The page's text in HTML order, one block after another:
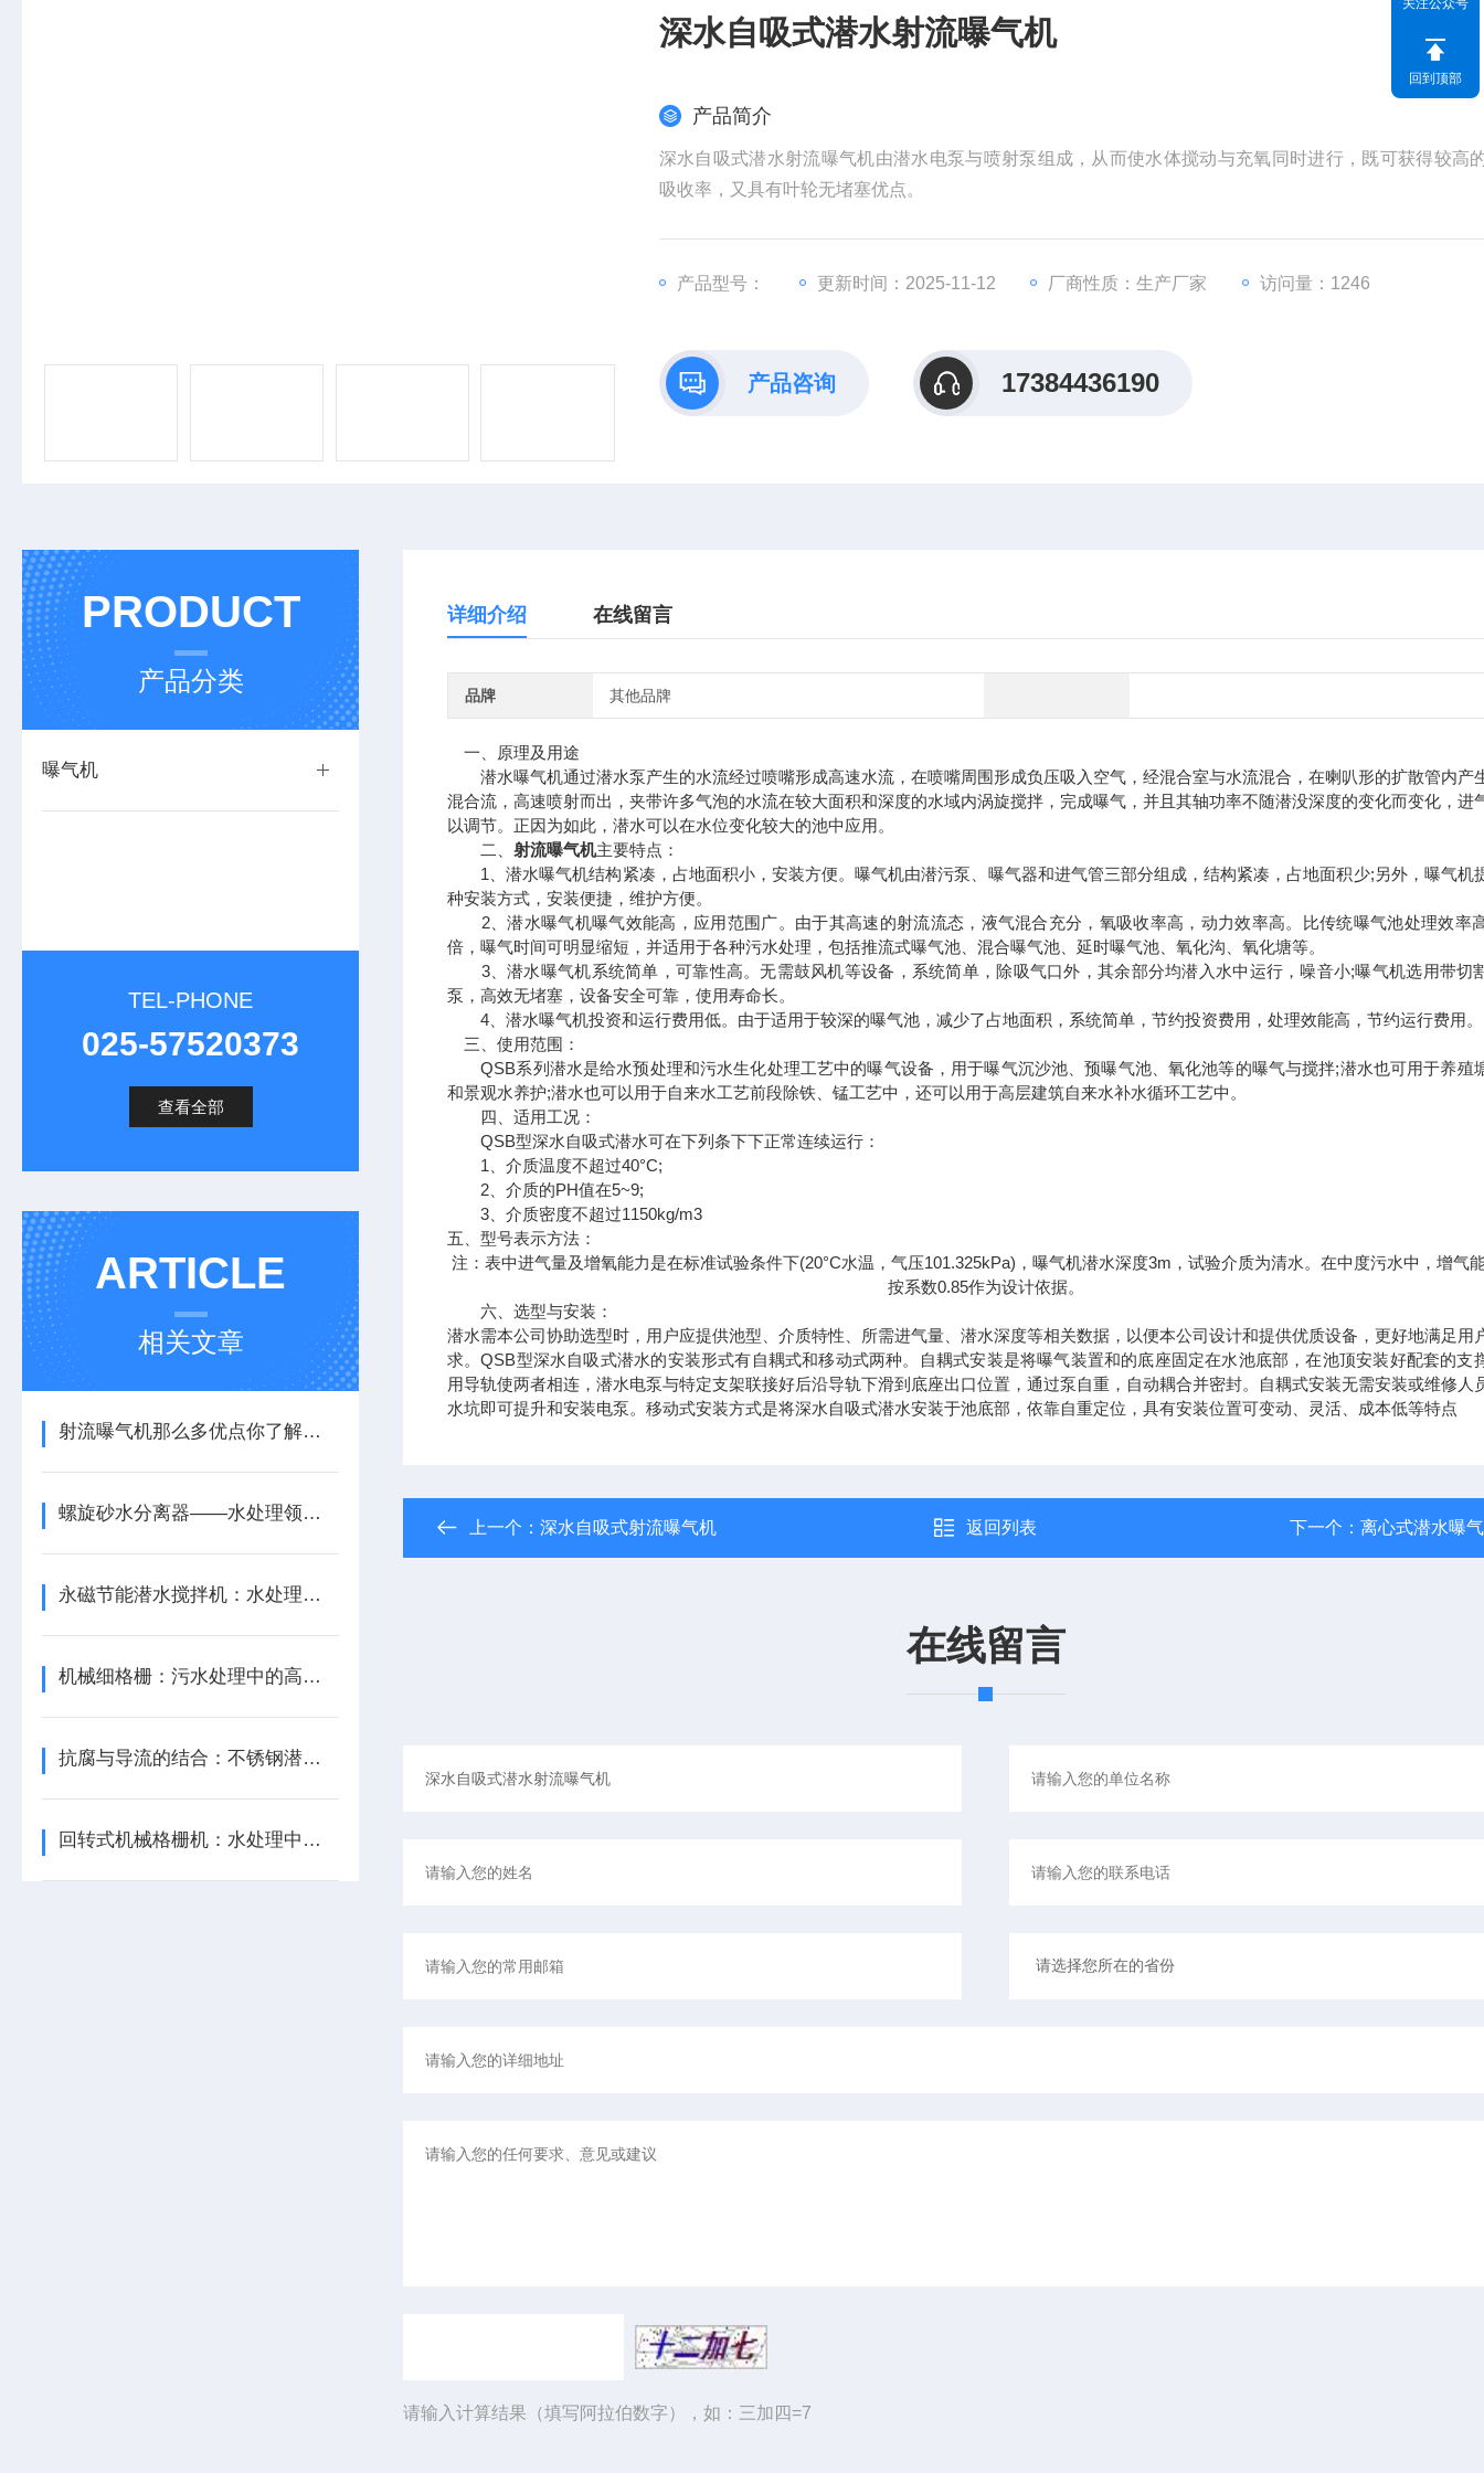
深水自吸式潜水射流曝气机
产品简介
深水自吸式潜水射流曝气机由潜水电泵与喷射泵组成，从而使水体搅动与充氧同时进行，既可获得较高
吸收率，又具有叶轮无堵塞优点。
产品型号： 更新时间：2025-11-12 厂商性质：生产厂家 访问量：1246
产品咨询 17384436190
PRODUCT
产品分类
曝气机
TEL-PHONE
025-57520373
查看全部
ARTICLE
相关文章
射流曝气机那么多优点你了解多少
螺旋砂水分离器——水处理领域的创新解决方案
永磁节能潜水搅拌机：水处理领域的绿色“动力源”
机械细格栅：污水处理中的高效“过滤卫士”
抗腐与导流的结合：不锈钢潜水推流机的材质与流体力学应用
回转式机械格栅机：水处理中的高效“守护者”
详细介绍 在线留言
品牌 其他品牌
一、原理及用途
潜水曝气机通过潜水泵产生的水流经过喷嘴形成高速水流，在喷嘴周围形成负压吸入空气，经混合室与水流混合，在喇叭形的扩散管内产
混合流，高速喷射而出，夹带许多气泡的水流在较大面积和深度的水域内涡旋搅拌，完成曝气，并且其轴功率不随潜没深度的变化而变化，进
以调节。正因为如此，潜水可以在水位变化较大的池中应用。
二、 射流曝气机主要特点：
1、潜水曝气机结构紧凑，占地面积小，安装方便。曝气机由潜污泵、曝气器和进气管三部分组成，结构紧凑，占地面积少;另外，曝气机
种安装方式，安装便捷，维护方便。
2、潜水曝气机曝气效能高，应用范围广。由于其高速的射流流态，液气混合充分，氧吸收率高，动力效率高。比传统曝气池处理效率
倍，曝气时间可明显缩短，并适用于各种污水处理，包括推流式曝气池、混合曝气池、延时曝气池、氧化沟、氧化塘等。
3、潜水曝气机系统简单，可靠性高。无需鼓风机等设备，系统简单，除吸气口外，其余部分均潜入水中运行，噪音小;曝气机选用带切
泵，高效无堵塞，设备安全可靠，使用寿命长。
4、潜水曝气机投资和运行费用低。由于适用于较深的曝气池，减少了占地面积，系统简单，节约投资费用，处理效能高，节约运行费用。
三、使用范围：
QSB系列潜水是给水预处理和污水生化处理工艺中的曝气设备，用于曝气沉沙池、预曝气池、氧化池等的曝气与搅拌;潜水也可用于养殖
和景观水养护;潜水也可以用于自来水工艺前段除铁、锰工艺中，还可以用于高层建筑自来水补水循环工艺中。
四、适用工况：
QSB型深水自吸式潜水可在下列条下下正常连续运行：
1、介质温度不超过40°C;
2、介质的PH值在5~9;
3、介质密度不超过1150kg/m3
五、型号表示方法：
注：表中进气量及增氧能力是在标准试验条件下(20°C水温，气压101.325kPa)，曝气机潜水深度3m，试验介质为清水。在中度污水中，增气
按系数0.85作为设计依据。
六、选型与安装：
潜水需本公司协助选型时，用户应提供池型、介质特性、所需进气量、潜水深度等相关数据，以便本公司设计和提供优质设备，更好地满足用
求。QSB型深水自吸式潜水的安装形式有自耦式和移动式两种。自耦式安装是将曝气装置和的底座固定在水池底部，在池顶安装好配套的支
用导轨使两者相连，潜水电泵与特定支架联接好后沿导轨下滑到底座出口位置，通过泵自重，自动耦合并密封。自耦式安装无需安装或维修人
水坑即可提升和安装电泵。移动式安装方式是将深水自吸式潜水安装于池底部，依靠自重定位，具有安装位置可变动、灵活、成本低等特点
上一个： 深水自吸式射流曝气机 返回列表 下一个： 离心式潜水曝
在线留言
请输入计算结果（填写阿拉伯数字），如：三加四=7
回到顶部